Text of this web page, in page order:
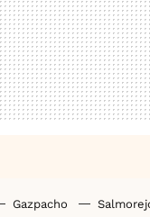
Gazpacho